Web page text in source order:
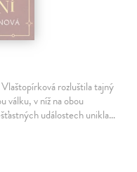
rozluštila tajný
válku, v níž na obou
událostech unikla…